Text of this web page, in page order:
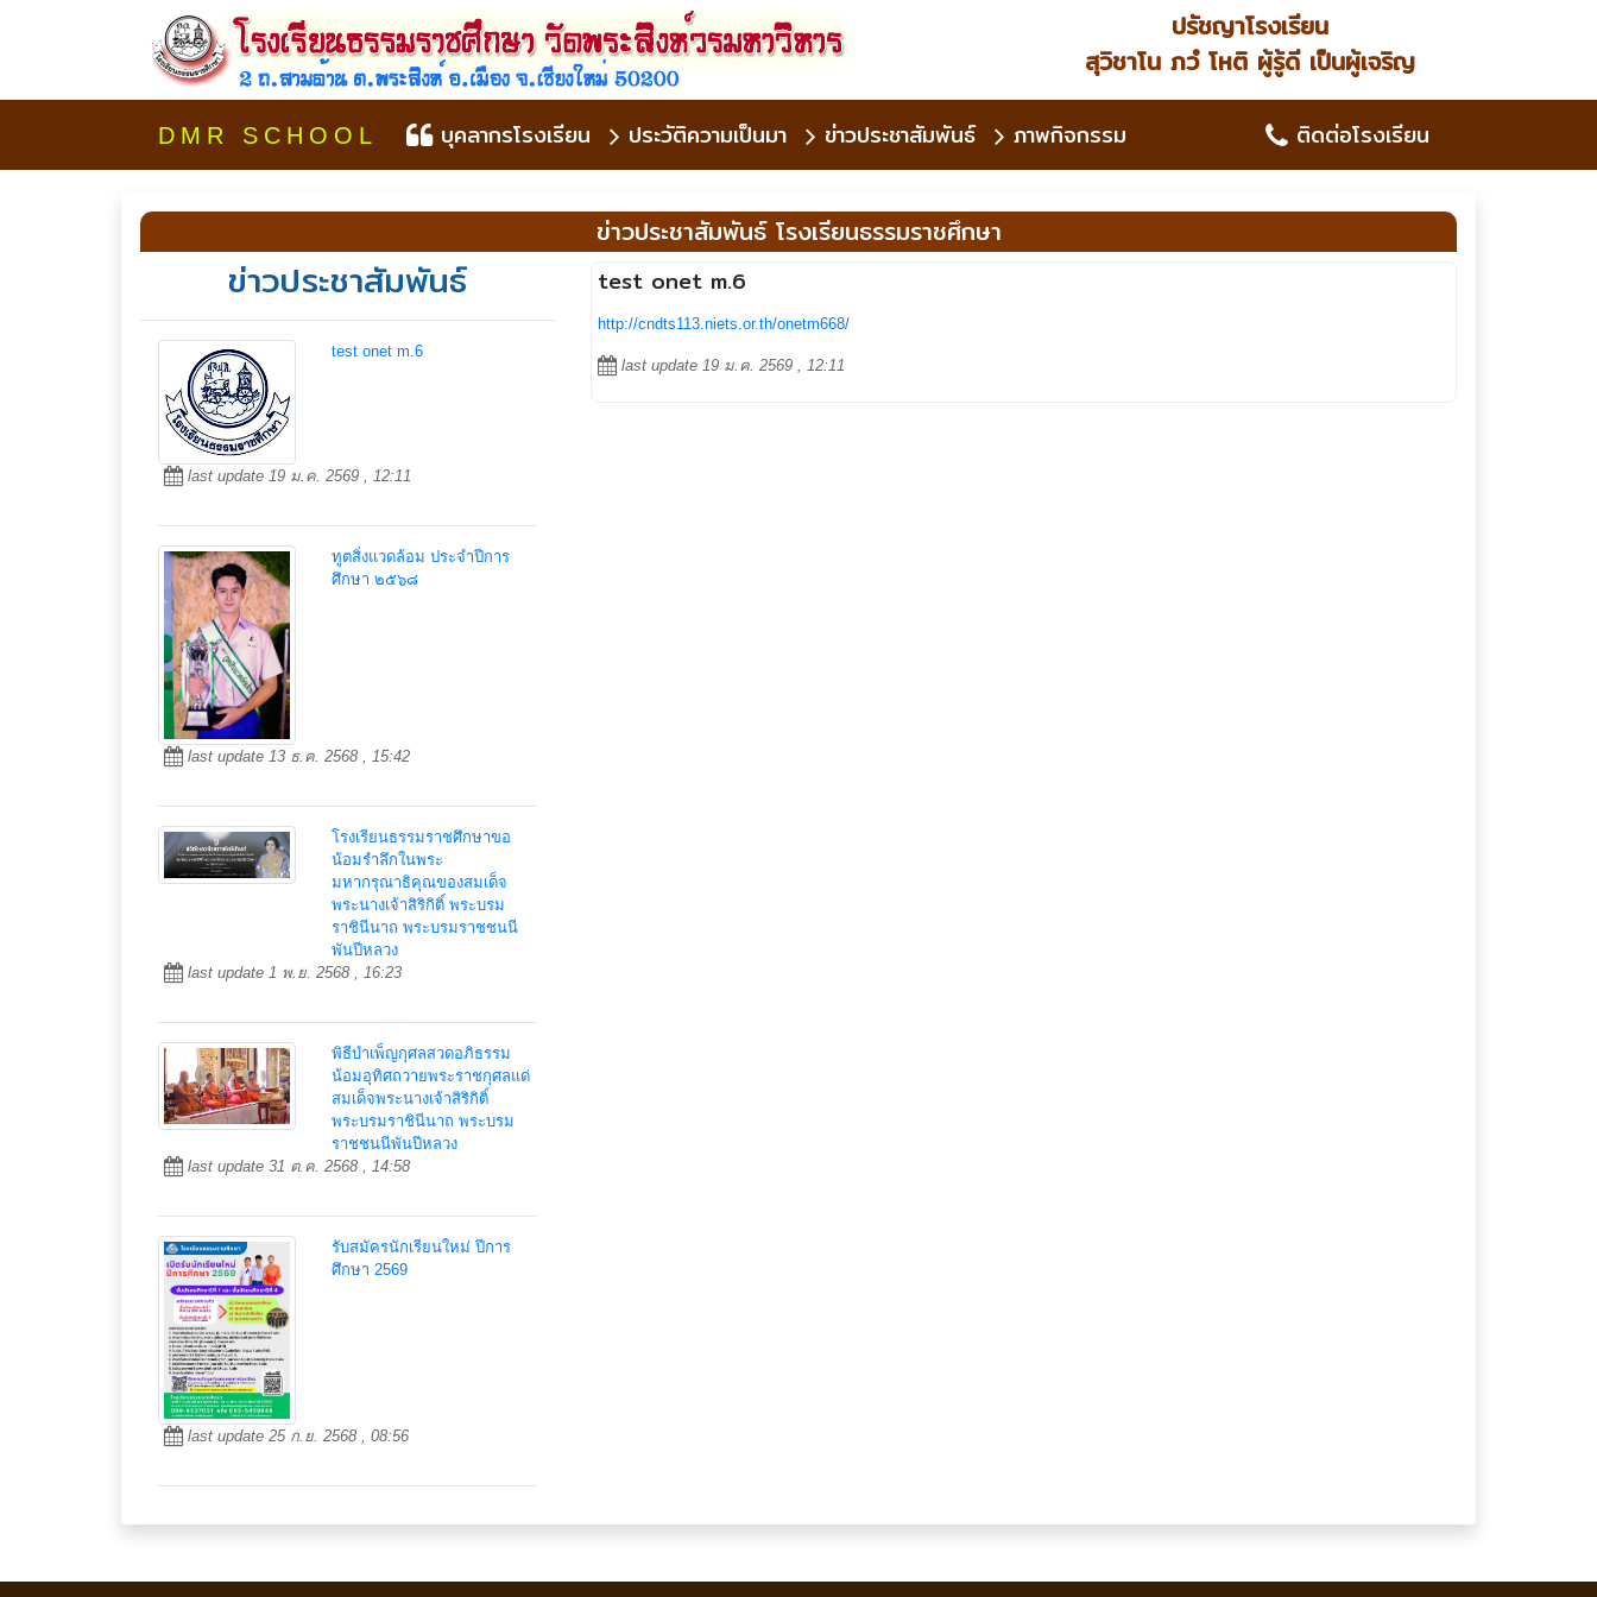
ปรัชญาโรงเรียน
สุวิชาโน ภวํ โหติ ผู้รู้ดี เป็นผู้เจริญ
DMR SCHOOL บุคลากรโรงเรียน ประวัติความเป็นมา ข่าวประชาสัมพันธ์ ภาพกิจกรรม ติดต่อโรงเรียน
ข่าวประชาสัมพันธ์ โรงเรียนธรรมราชศึกษา
ข่าวประชาสัมพันธ์
test onet m.6
last update 19 ม.ค. 2569 , 12:11
ทูตสิ่งแวดล้อม ประจำปีการ
ศึกษา ๒๕๖๘
last update 13 ธ.ค. 2568 , 15:42
โรงเรียนธรรมราชศึกษาขอ
น้อมรำลึกในพระ
มหากรุณาธิคุณของสมเด็จ
พระนางเจ้าสิริกิติ์ พระบรม
ราชินีนาถ พระบรมราชชนนี
พันปีหลวง
last update 1 พ.ย. 2568 , 16:23
พิธีบำเพ็ญกุศลสวดอภิธรรม
น้อมอุทิศถวายพระราชกุศลแด่
สมเด็จพระนางเจ้าสิริกิติ์
พระบรมราชินีนาถ พระบรม
ราชชนนีพันปีหลวง
last update 31 ต.ค. 2568 , 14:58
รับสมัครนักเรียนใหม่ ปีการ
ศึกษา 2569
last update 25 ก.ย. 2568 , 08:56
test onet m.6
http://cndts113.niets.or.th/onetm668/
last update 19 ม.ค. 2569 , 12:11